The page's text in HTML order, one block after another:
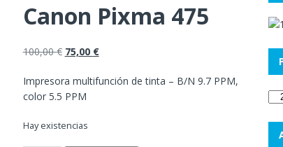
Canon Pixma 475
100,00€ 75,00 €
Impresora multifunción de tinta – B/N 9.7 PPM,
color 5.5 PPM
Hay existencias